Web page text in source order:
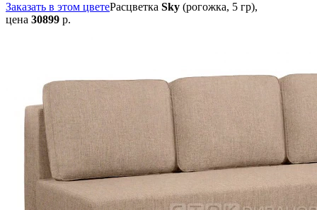
Заказать в этом цветеРасцветка Sky (рогожка, 5 гр),
цена 30899 р.